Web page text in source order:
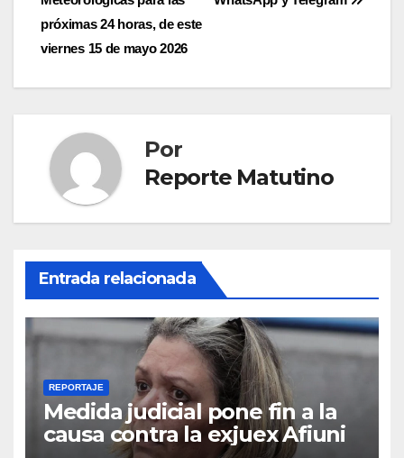
entradas
próximas 24 horas, de este
viernes 15 de mayo 2026
Por
Reporte Matutino
Entrada relacionada
REPORTAJE
Medida judicial pone fin a la
causa contra la exjuex Afiuni